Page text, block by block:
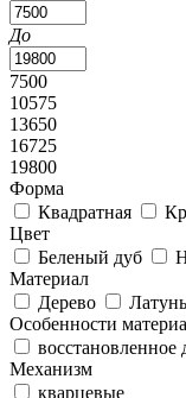
До
7500
10575
13650
16725
19800
Форма
Квадратная
Цвет
Беленый дуб
Материал
Дерево
Латунь
Особенности
восстановленное
Механизм
кварцевые